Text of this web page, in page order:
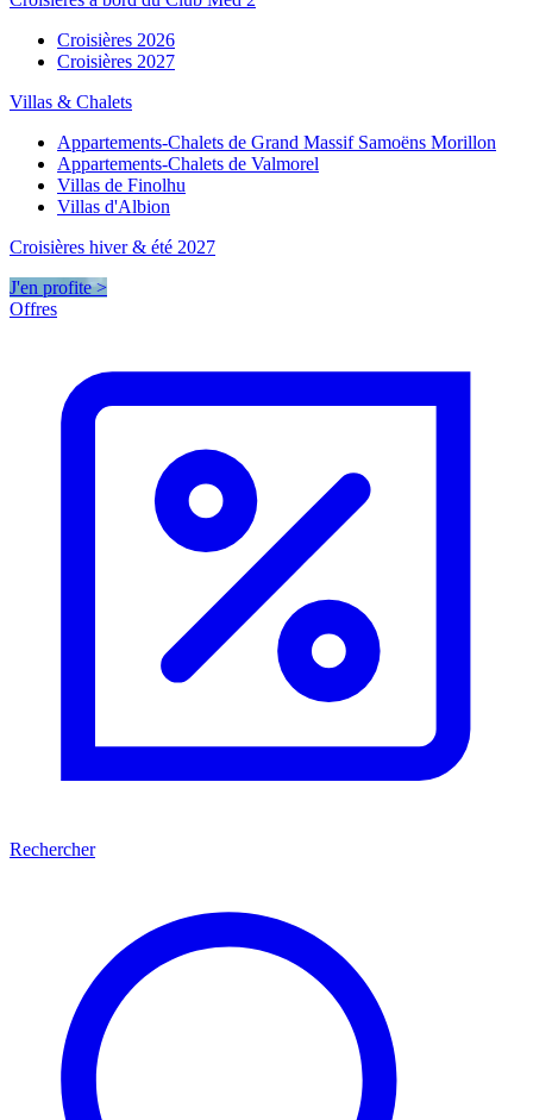
Croisières 2026
Croisières 2027
Villas & Chalets
Appartements-Chalets de Grand Massif Samoëns Morillon
Appartements-Chalets de Valmorel
Villas de Finolhu
Villas d'Albion
Croisières hiver & été 2027
J'en profite >
Offres
Rechercher